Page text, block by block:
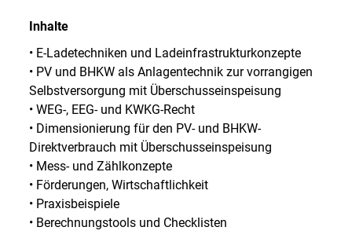
Inhalte
• E-Ladetechniken und Ladeinfrastrukturkonzepte
• PV und BHKW als Anlagentechnik zur vorrangigen
Selbstversorgung mit Überschusseinspeisung
• WEG-, EEG- und KWKG-Recht
• Dimensionierung für den PV- und BHKW-
Direktverbrauch mit Überschusseinspeisung
• Mess- und Zählkonzepte
• Förderungen, Wirtschaftlichkeit
• Praxisbeispiele
• Berechnungstools und Checklisten